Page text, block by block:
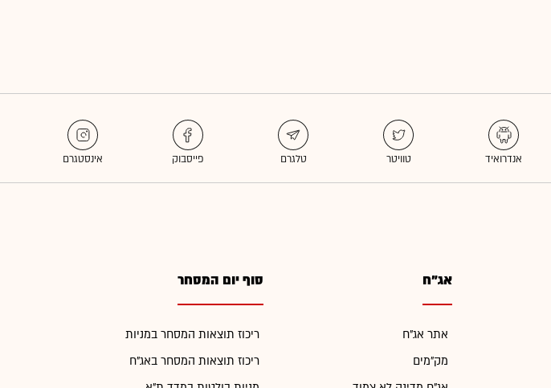
אג"ח
אתר אג"ח
מק"מים
סוף יום המסחר
ריכוז תוצאות המסחר במניות
ריכוז תוצאות המסחר באג"ח